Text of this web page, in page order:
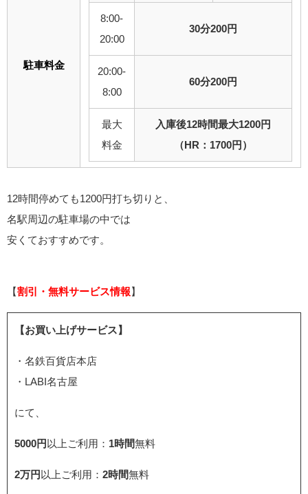
駐車料金
8:00-
20:00
30分200円
20:00-
8:00
60分200円
最大
料金
入庫後12時間最大1200円
（HR：1700円）
12時間停めても1200円打ち切りと、
名駅周辺の駐車場の中では
安くておすすめです。
【 割引・無料サービス情報 】
【お買い上げサービス】
・名鉄百貨店本店
・LABI名古屋
にて、
5000円 以上ご利用： 1時間無料
2万円 以上ご利用： 2時間無料